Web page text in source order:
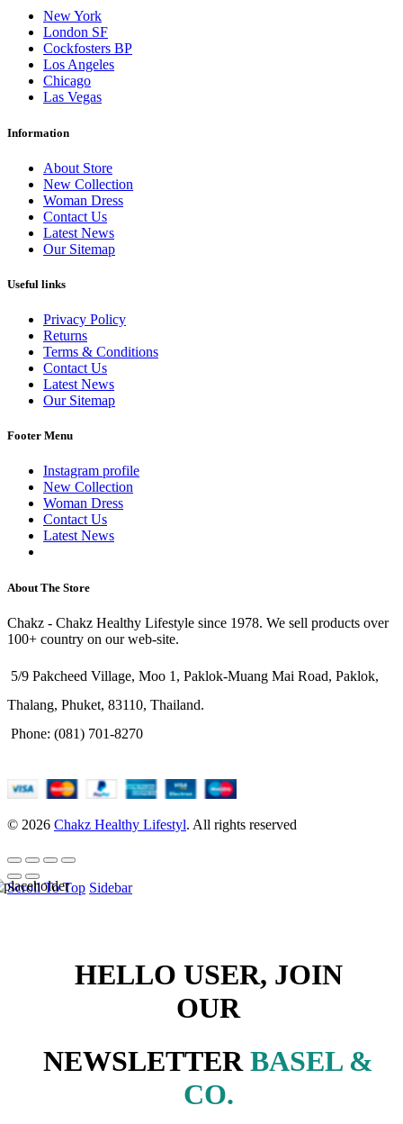
New York
London SF
Cockfosters BP
Los Angeles
Chicago
Las Vegas
Information
About Store
New Collection
Woman Dress
Contact Us
Latest News
Our Sitemap
Useful links
Privacy Policy
Returns
Terms & Conditions
Contact Us
Latest News
Our Sitemap
Footer Menu
Instagram profile
New Collection
Woman Dress
Contact Us
Latest News
About The Store
Chakz - Chakz Healthy Lifestyle since 1978. We sell products over
100+ country on our web-site.
5/9 Pakcheed Village, Moo 1, Paklok-Muang Mai Road, Paklok,
Thalang, Phuket, 83110, Thailand.
Phone: (081) 701-8270
© 2026 Chakz Healthy Lifestyl. All rights reserved
Scroll To Top Sidebar
HELLO USER, JOIN
OUR
NEWSLETTER BASEL &
CO.